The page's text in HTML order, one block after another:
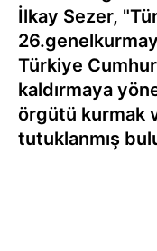
İlkay Sezer,
Türkiye
kaldırmaya
örgütü kurmak
tutuklanmış